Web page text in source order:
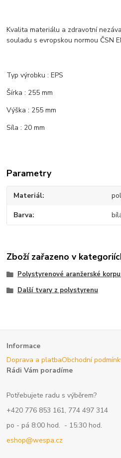
Kvalita materiálu a zdravotní
souladu s evropskou normou ČSN
Typ výrobku : EPS
Šírka : 255 mm
Výška : 255 mm
Síla : 20 mm
Parametry
Materiál
Barva
Zboží zařazeno v
Polystyrenové aranžerské
Další tvary z polystyrenu
Informace
Doprava a platbaObchodní
Rádi Vám poradíme
Potřebujete radu s výběrem?
+420 776 853 161, 774 497 314
po - pá 8:00 hod. - 15:30 hod.
eshop@wespa.cz